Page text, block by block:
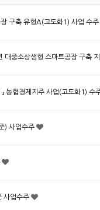
구축 유형A(고도화1) 사업 수주
중소상생형 스마트공장 구축
농협경제지주 사업(고도화1) 수
) 사업수주
사업수주